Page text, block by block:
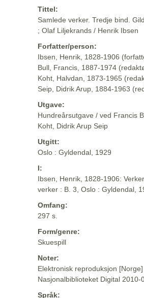
Tittel:
Samlede verker. Tredje bind.
; Olaf Liljekrands / Henrik Ibsen
Forfatter/person:
Ibsen, Henrik, 1828-1906
Bull, Francis, 1887-1974
Koht, Halvdan, 1873-1965
Seip, Didrik Arup, 1884-1963
Utgave:
Hundreårsutgave / ved Francis
Koht, Didrik Arup Seip
Utgitt:
Oslo : Gyldendal, 1929
I:
Ibsen, Henrik, 1828-1906:
verker : B. 3, Oslo : Gyldendal,
Omfang:
297 s.
Form/genre:
Skuespill
Noter:
Elektronisk reproduksjon [Norge]
Nasjonalbiblioteket Digital 2010-
Språk: